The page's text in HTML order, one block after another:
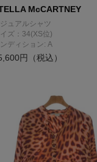
McCARTNEY
ュアルシャツ
ズ：34(XS位)
ディション: A
円（税込）